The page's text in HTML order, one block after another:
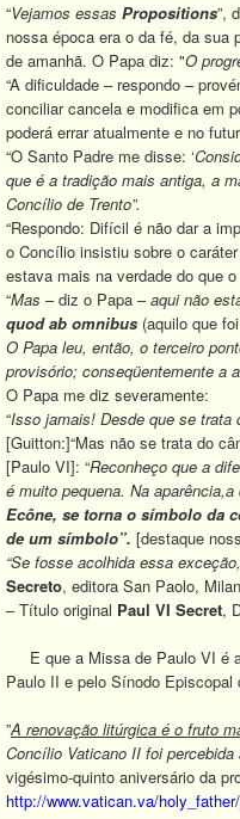
“Vejamos essas Propositions”,
nossa época era o da fé, da sua
de amanhã. O Papa diz: "O
“A dificuldade – respondo –
conciliar cancela e modifica em
poderá errar atualmente e no
“O Santo Padre me disse: ‘
que é a tradição mais antiga, a
Concílio de Trento”.
“Respondo: Difícil é não dar a
o Concílio insistiu sobre o
estava mais na verdade do que
“Mas – diz o Papa –aqui não
quod ab omnibus (aquilo que
O Papa leu, então, o terceiro
provisório; conseqüentemente a
O Papa me diz severamente:
“Isso jamais! Desde que se trata
[Guitton:]“Mas não se trata do
[Paulo VI]: “Reconheço que a
é muito pequena. Na aparência,a
Ecône, se torna o símbolo da
de um símbolo”. [destaque
“Se fosse acolhida essa
Secreto, editora San Paolo,
– Título original Paul VI Secret,
E que a Missa de Paulo VI é
Paulo II e pelo Sínodo Episcopal
”A renovação litúrgica é o fruto
Concílio Vaticano II foi
vigésimo-quinto aniversário da
http://www.vatican.va/